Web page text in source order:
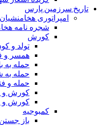
تاریخ سرزمین پارس
امپراتوری هخامنشیان
شجره نامه
کورش
تولد و
همسر و
حمله به
حمله
حمله و
کورش و
کورش و
کمبوجیه
باز